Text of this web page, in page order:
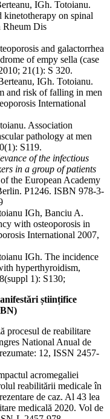
IGh. Totoianu.
kinetotherapy on spinal
Rheum Dis
and galactorrhea
of empy sella (case
21(1): S 320.
IGh. Totoianu.
and risk of falling in men
International
Association
pathology at men
S119.
of the infectious
in a group of patients
the European Academy
P1246. ISBN 978-3-
IGh, Banciu A.
with osteoporosis in
International 2007,
IGh. The incidence
hyperthyroidism,
1): S130;
științifice
procesul de reabilitare
National Anual de
12, ISSN 2457-
acromegaliei
reabilitării medicale în
de caz. Al 43 lea
medicală 2020. Vol de